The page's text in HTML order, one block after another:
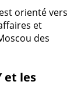
orienté vers
et
des
et les